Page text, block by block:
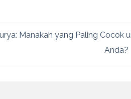
Manakah yang Paling Cocok
Anda?